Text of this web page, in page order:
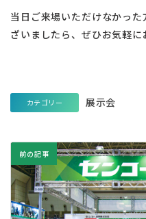
当日ご来場いただけなかっ
ざいましたら、ぜひお気軽に
カテゴリー 展示会
前の記事